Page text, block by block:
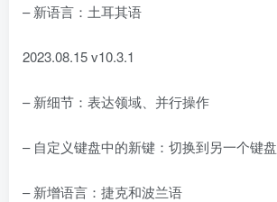
– 新语言：土耳其语
2023.08.15 v10.3.1
– 新细节：表达领域、并行操作
– 自定义键盘中的新键：切换到另一个键盘
– 新增语言：捷克和波兰语